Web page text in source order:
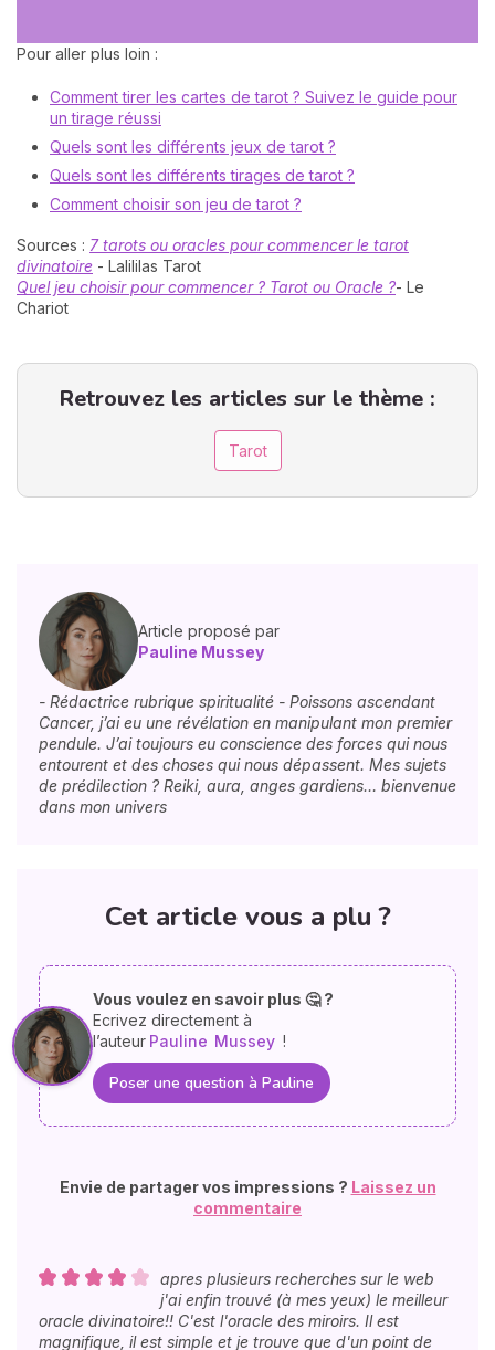
Pour aller plus loin :
Comment tirer les cartes de tarot ? Suivez le guide pour
un tirage réussi
Quels sont les différents jeux de tarot ?
Quels sont les différents tirages de tarot ?
Comment choisir son jeu de tarot ?
Sources : 7 tarots ou oracles pour commencer le tarot
divinatoire - Lalililas Tarot
Quel jeu choisir pour commencer ? Tarot ou Oracle ?- Le
Chariot
Retrouvez les articles sur le thème :
Tarot
Article proposé par
Pauline Mussey
- Rédactrice rubrique spiritualité - Poissons ascendant
Cancer, j’ai eu une révélation en manipulant mon premier
pendule. J’ai toujours eu conscience des forces qui nous
entourent et des choses qui nous dépassent. Mes sujets
de prédilection ? Reiki, aura, anges gardiens… bienvenue
dans mon univers
Cet article vous a plu ?
Vous voulez en savoir plus 🤔 ?
Ecrivez directement à
l’auteur Pauline Mussey !
Poser une question à Pauline
Envie de partager vos impressions ? Laissez un
commentaire
apres plusieurs recherches sur le web
j'ai enfin trouvé (à mes yeux) le meilleur
oracle divinatoire!! C'est l'oracle des miroirs. Il est
magnifique, il est simple et je trouve que d'un point de